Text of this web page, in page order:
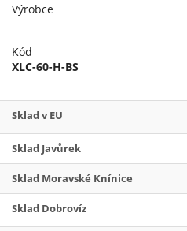
Výrobce
Kód
XLC-60-H-BS
Sklad v EU
Sklad Javůrek
Sklad Moravské Knínice
Sklad Dobrovíz